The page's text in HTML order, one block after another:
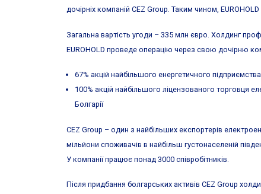
дочірніх компаній CEZ Group. Таким чином,
Загальна вартість угоди – 335 млн євро. Холдинг
EUROHOLD проведе операцію через свою дочірню
67% акцій найбільшого енергетичного
100% акцій найбільшого ліцензованого торговця
Болгарії
CEZ Group – один з найбільших експортерів
мільйони споживачів в найбільш густонаселеній
У компанії працює понад 3000 співробітників.
Після придбання болгарських активів CEZ Group